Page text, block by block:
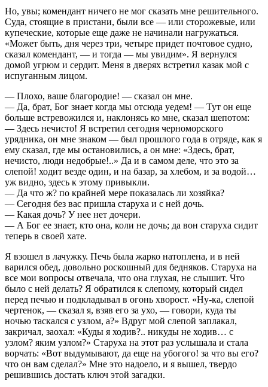
Но, увы; комендант ничего не мог сказать мне решительного.
Суда, стоящие в пристани, были все — или сторожевые, или
купеческие, которые еще даже не начинали нагружаться.
«Может быть, дня через три, четыре придет почтовое судно,
сказал комендант, — и тогда — мы увидим». Я вернулся
домой угрюм и сердит. Меня в дверях встретил казак мой с
испуганным лицом.
— Плохо, ваше благородие! — сказал он мне.
— Да, брат, Бог знает когда мы отсюда уедем! — Тут он еще
больше встревожился и, наклонясь ко мне, сказал шепотом:
— Здесь нечисто! Я встретил сегодня черноморского
урядника, он мне знаком — был прошлого года в отряде, как я
ему сказал, где мы остановились, а он мне: «Здесь, брат,
нечисто, люди недобрые!..» Да и в самом деле, что это за
слепой! ходит везде один, и на базар, за хлебом, и за водой…
уж видно, здесь к этому привыкли.
— Да что ж? по крайней мере показалась ли хозяйка?
— Сегодня без вас пришла старуха и с ней дочь.
— Какая дочь? У нее нет дочери.
— А Бог ее знает, кто она, коли не дочь; да вон старуха сидит
теперь в своей хате.
Я взошел в лачужку. Печь была жарко натоплена, и в ней
варился обед, довольно роскошный для бедняков. Старуха на
все мои вопросы отвечала, что она глухая, не слышит. Что
было с ней делать? Я обратился к слепому, который сидел
перед печью и подкладывал в огонь хворост. «Ну-ка, слепой
чертенок, — сказал я, взяв его за ухо, — говори, куда ты
ночью таскался с узлом, а?» Вдруг мой слепой заплакал,
закричал, заохал: «Куды я ходив?.. никуды не ходив… с
узлом? яким узлом?» Старуха на этот раз услышала и стала
ворчать: «Вот выдумывают, да еще на убогого! за что вы его?
что он вам сделал?» Мне это надоело, и я вышел, твердо
решившись достать ключ этой загадки.